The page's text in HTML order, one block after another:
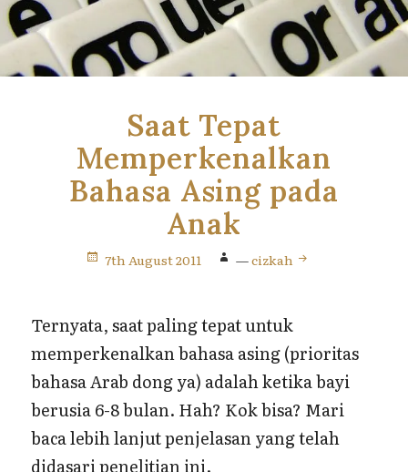
Saat Tepat
Memperkenalkan
Bahasa Asing pada
Anak
7th August 2011 —cizkah
Ternyata, saat paling tepat untuk
memperkenalkan bahasa asing (prioritas
bahasa Arab dong ya) adalah ketika bayi
berusia 6-8 bulan. Hah? Kok bisa? Mari
baca lebih lanjut penjelasan yang telah
didasari penelitian ini.